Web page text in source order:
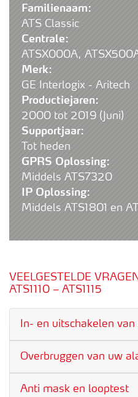
Familienaam:
ATS Classic
Centrale:
ATSX000A,
Merk:
GE Interlogix - Aritech
Productiejaren:
2000 tot 2019 (Juni)
Supportjaar:
Tot heden
GPRS Oplossing:
Middels ATS7320
IP Oplossing:
Middels ATS1801 en
VEELGESTELDE
ATS1110 – ATS1115
In- en uitschakelen
Overbruggen van uw
Anti mask en looptest